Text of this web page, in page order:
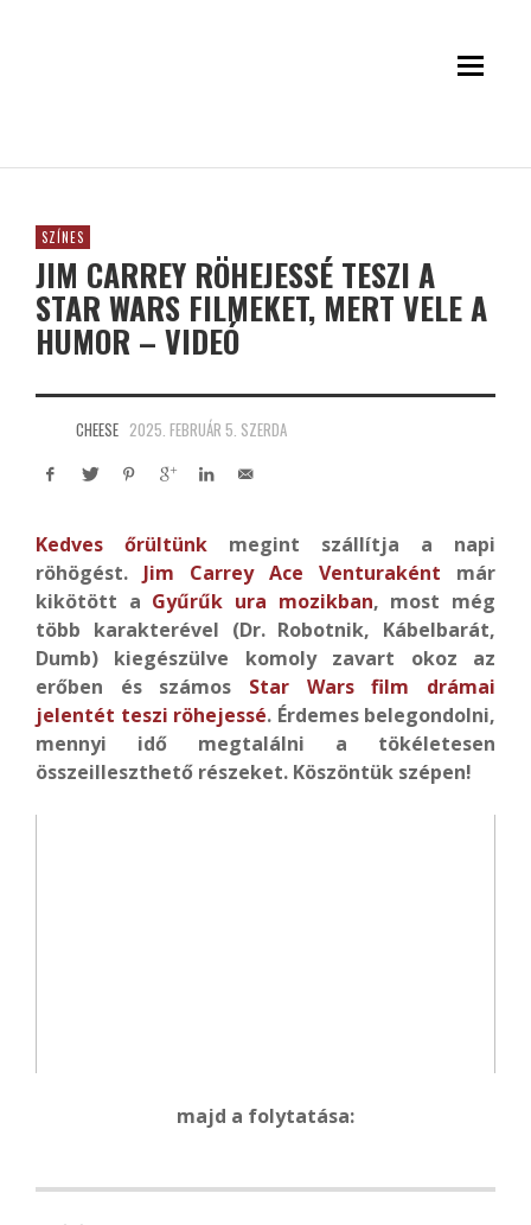
SZÍNES
JIM CARREY RÖHEJESSÉ TESZI A
STAR WARS FILMEKET, MERT VELE A
HUMOR – VIDEÓ
CHEESE 2025. FEBRUÁR 5. SZERDA
Kedves őrültünk megint szállítja a napi
röhögést. Jim Carrey Ace Venturaként már
kikötött a Gyűrűk ura mozikban, most még
több karakterével (Dr. Robotnik, Kábelbarát,
Dumb) kiegészülve komoly zavart okoz az
erőben és számos Star Wars film drámai
jelentét teszi röhejessé. Érdemes belegondolni,
mennyi idő megtalálni a tökéletesen
összeilleszthető részeket. Köszöntük szépen!
majd a folytatása: